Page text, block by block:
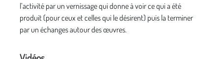
l’activité par un vernissage qui donne à voir ce qui a été
produit (pour ceux et celles qui le désirent) puis la terminer
par un échanges autour des œuvres.